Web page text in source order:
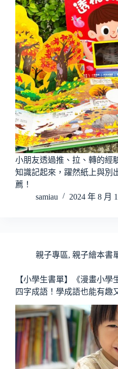
小朋友透過推、拉、轉的經
知識記起來，躍然紙上與別
薦！
samiau
2024 年 8 月
親子專區, 親子繪本書
【小學生書單】《漫畫小學
四字成語！學成語也能有趣